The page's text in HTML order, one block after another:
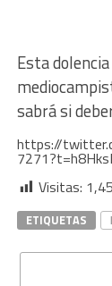
Esta
sabrá si
https://
Visitas:
ETIQUETAS